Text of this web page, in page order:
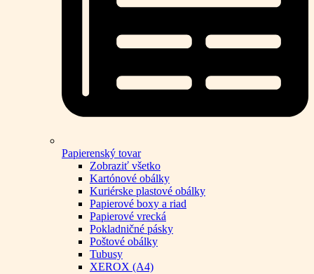
Papierenský tovar
Zobraziť všetko
Kartónové obálky
Kuriérske plastové obálky
Papierové boxy a riad
Papierové vrecká
Pokladničné pásky
Poštové obálky
Tubusy
XEROX (A4)